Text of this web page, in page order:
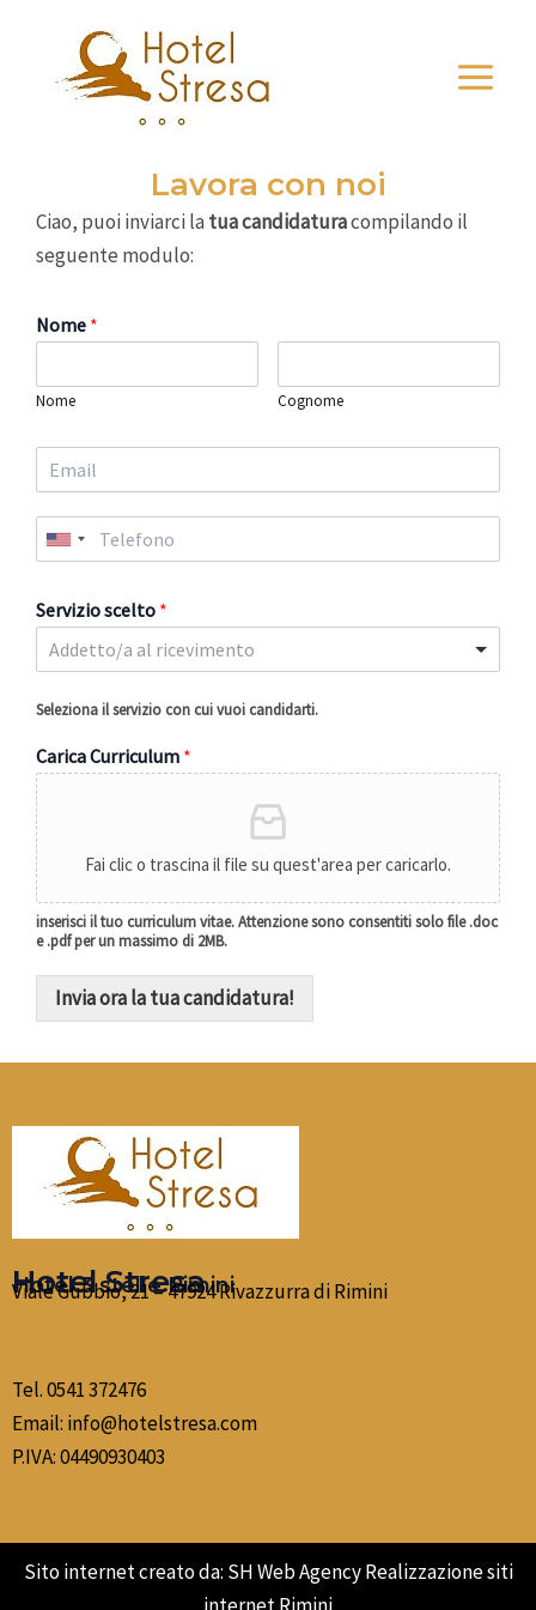
contenuto
Menu
Lavora con noi
Ciao, puoi inviarci la tua candidaturacompilando il
seguente modulo:
Nome *
Nome Cognome
Servizio scelto *
Addetto/a al ricevimento
Seleziona il servizio con cui vuoi candidarti.
Carica Curriculum *
Fai clic o trascina il file su quest'area per caricarlo.
inserisci il tuo curriculum vitae. Attenzione sono consentiti solo file .doc
e .pdf per un massimo di 2MB.
Invia ora la tua candidatura!
Hotel Stresa
Hotel 3 stelle Rimini
Viale Gubbio, 21 – 47924 Rivazzurra di Rimini
Tel.0541 372476
Email: info@hotelstresa.com
P.IVA: 04490930403
Sito internet creato da: SH Web Agency Realizzazione siti